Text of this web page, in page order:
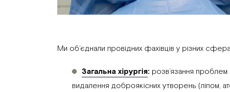
Ми об’єднали провідних фахівців у різних
Загальна хірургія: розв’язання проблем
видалення доброякісних утворень (ліпом,